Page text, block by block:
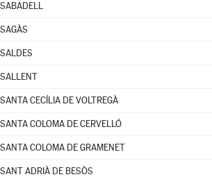
SABADELL
SAGÀS
SALDES
SALLENT
SANTA CECÍLIA DE VOLTREGÀ
SANTA COLOMA DE CERVELLÓ
SANTA COLOMA DE GRAMENET
SANT ADRIÀ DE BESÒS